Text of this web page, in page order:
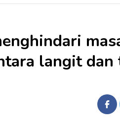
langit dan